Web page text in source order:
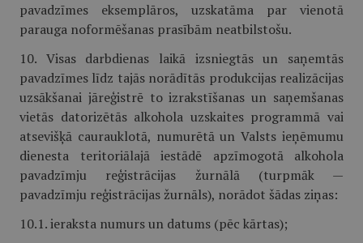
pavadzīmes eksemplāros, uzskatāma par vienotā
parauga noformēšanas prasībām neatbilstošu.
10. Visas darbdienas laikā izsniegtās un saņemtās
pavadzīmes līdz tajās norādītās produkcijas realizācijas
uzsākšanai jāreģistrē to izrakstīšanas un saņemšanas
vietās datorizētās alkohola uzskaites programmā vai
atsevišķā caurauklotā, numurētā un Valsts ieņēmumu
dienesta teritoriālajā iestādē apzīmogotā alkohola
pavadzīmju reģistrācijas žurnālā (turpmāk —
pavadzīmju reģistrācijas žurnāls), norādot šādas ziņas:
10.1. ieraksta numurs un datums (pēc kārtas);